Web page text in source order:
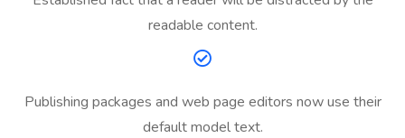
readable content.
Publishing packages and web page editors now use their
default model text.